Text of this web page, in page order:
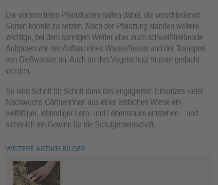
Die vorbereiteten Pflanzkarten halfen dabei, die verschiedenen
Sorten korrekt zu setzen. Nach der Pflanzung standen weitere
wichtige, bei dem sonnigen Wetter aber auch schweißtreibende
Aufgaben wie der Aufbau eines Wasserfasses und der Transport
von Gießwasser an. Auch an den Vogelschutz musste gedacht
werden.
So wird Schritt für Schritt dank des engagierten Einsatzes vieler
Nachwuchs-Gärtnerinnen aus einer einfachen Wiese ein
vielfältiger, lebendiger Lern- und Lebensraum entstehen – und
sicherlich ein Gewinn für die Schulgemeinschaft.
WEITERE ARTIKELBILDER